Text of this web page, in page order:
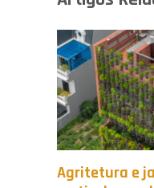
Agritetura e